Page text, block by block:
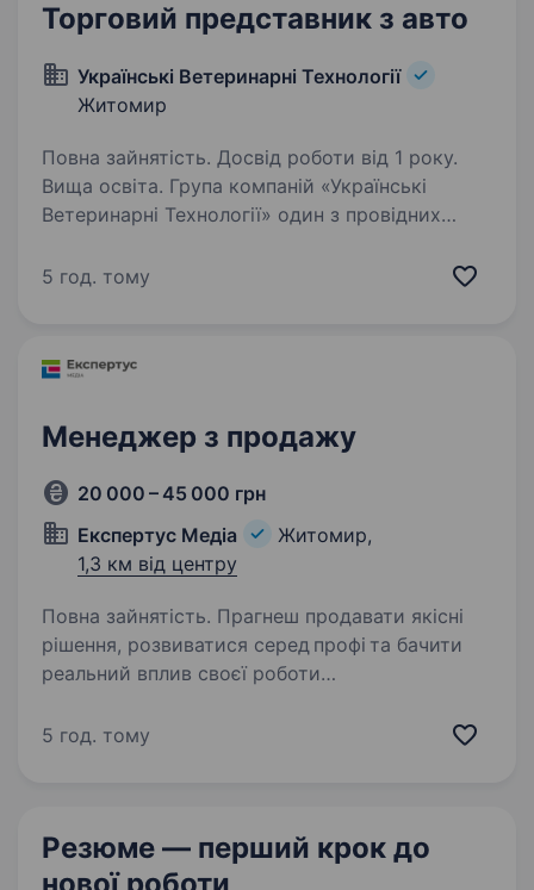
Торговий представник з авто
Українські Ветеринарні Технології
Житомир
Повна зайнятість. Досвід роботи від 1 року.
Вища освіта. Група компаній «Українські
Ветеринарні Технології» один з провідних
ветеринарних препаратів та продуктів для
5 год. тому
Менеджер з продажу
20 000 – 45 000 грн
Експертус Медіа
Житомир,
1,3 км від центру
Повна зайнятість. Прагнеш продавати якісні
рішення, розвиватися серед профі та бачити
реальний вплив своєї роботи
що створює продукт № 1 на ринку.Експертус
5 год. тому
Резюме — перший крок до